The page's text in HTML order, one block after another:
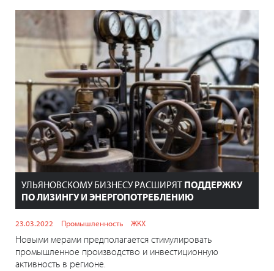
УЛЬЯНОВСКОМУ БИЗНЕСУ РАСШИРЯТ ПОДДЕРЖКУ
ПО ЛИЗИНГУ И ЭНЕРГОПОТРЕБЛЕНИЮ
23.03.2022 Промышленность ЖКХ
Новыми мерами предполагается стимулировать
промышленное производство и инвестиционную
активность в регионе.